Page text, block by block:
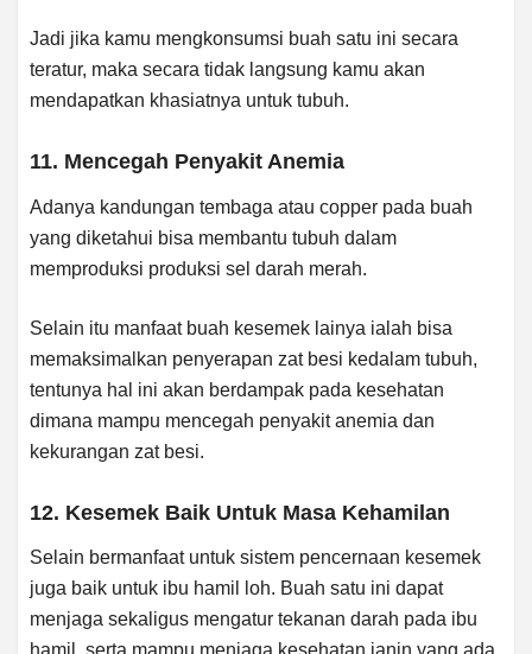
Jadi jika kamu mengkonsumsi buah satu ini secara
teratur, maka secara tidak langsung kamu akan
mendapatkan khasiatnya untuk tubuh.
11. Mencegah Penyakit Anemia
Adanya kandungan tembaga atau copper pada buah
yang diketahui bisa membantu tubuh dalam
memproduksi produksi sel darah merah.
Selain itu manfaat buah kesemek lainya ialah bisa
memaksimalkan penyerapan zat besi kedalam tubuh,
tentunya hal ini akan berdampak pada kesehatan
dimana mampu mencegah penyakit anemia dan
kekurangan zat besi.
12. Kesemek Baik Untuk Masa Kehamilan
Selain bermanfaat untuk sistem pencernaan kesemek
juga baik untuk ibu hamil loh. Buah satu ini dapat
menjaga sekaligus mengatur tekanan darah pada ibu
hamil, serta mampu menjaga kesehatan janin yang ada